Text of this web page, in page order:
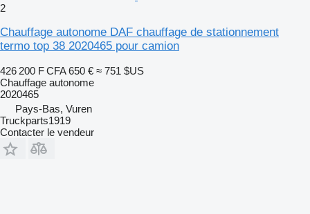
2
Chauffage autonome DAF chauffage de stationnement
termo top 38 2020465 pour camion
426 200 F CFA 650 € ≈ 751 $US
Chauffage autonome
2020465
Pays-Bas, Vuren
Truckparts1919
Contacter le vendeur